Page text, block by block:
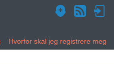
Hvorfor skal jeg registrere meg